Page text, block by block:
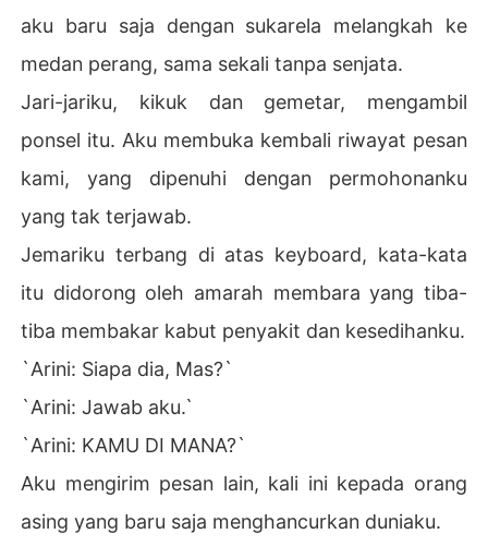
aku baru saja dengan sukarela melangkah ke
medan perang, sama sekali tanpa senjata.
Jari-jariku, kikuk dan gemetar, mengambil
ponsel itu. Aku membuka kembali riwayat pesan
kami, yang dipenuhi dengan permohonanku
yang tak terjawab.
Jemariku terbang di atas keyboard, kata-kata
itu didorong oleh amarah membara yang tiba-
tiba membakar kabut penyakit dan kesedihanku.
`Arini: Siapa dia, Mas?`
`Arini: Jawab aku.`
`Arini: KAMU DI MANA?`
Aku mengirim pesan lain, kali ini kepada orang
asing yang baru saja menghancurkan duniaku.